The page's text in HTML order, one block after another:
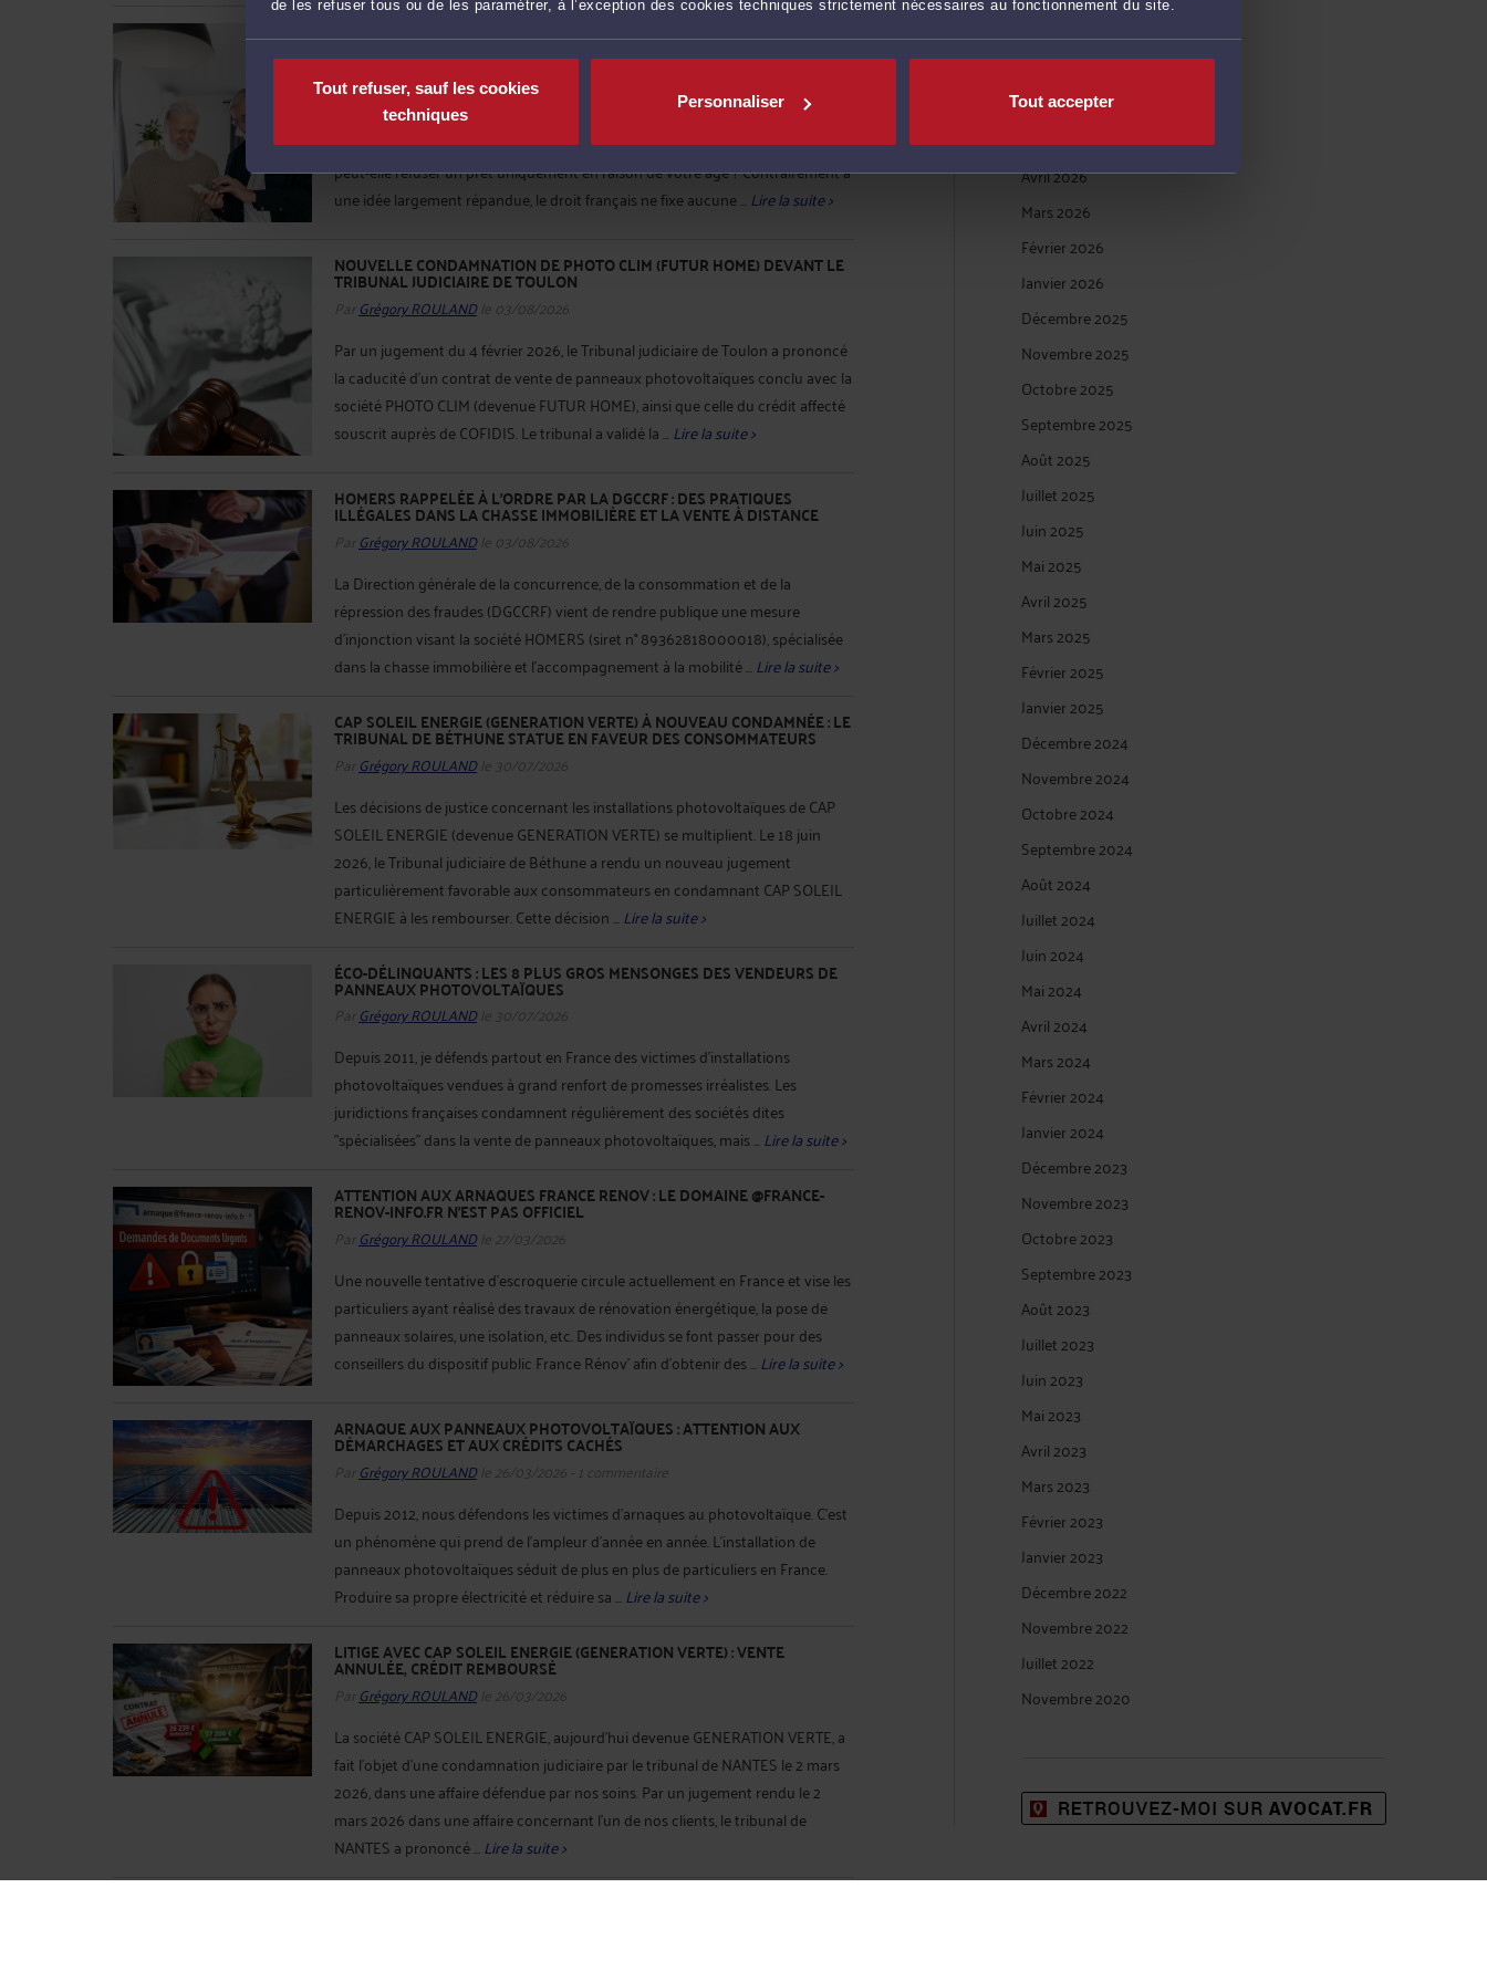
de les refuser tous ou de les paramétrer, à l’exception des cookies techniques strictement nécessaires au fonctionnement du site.
Tout refuser, sauf les cookies
techniques
Personnaliser Tout accepter
LIMITE POUR EMPRUNTER ?
Vous approchez de la retraite ou vous êtes déjà retraité et vous souhaitez
acheter un bien immobilier ? Une question revient fréquemment : une banque
peut-elle refuser un prêt uniquement en raison de votre âge ? Contrairement à
une idée largement répandue, le droit français ne fixe aucune ... Lire la suite >
NOUVELLE CONDAMNATION DE PHOTO CLIM (FUTUR HOME) DEVANT LE
TRIBUNAL JUDICIAIRE DE TOULON
Par Grégory ROULANDle 03/08/2026
Par un jugement du 4 février 2026, le Tribunal judiciaire de Toulon a prononcé
la caducité d'un contrat de vente de panneaux photovoltaïques conclu avec la
société PHOTO CLIM (devenue FUTUR HOME), ainsi que celle du crédit affecté
souscrit auprès de COFIDIS. Le tribunal a validé la ...Lire la suite >
HOMERS RAPPELÉE À L'ORDRE PAR LA DGCCRF : DES PRATIQUES
ILLÉGALES DANS LA CHASSE IMMOBILIÈRE ET LA VENTE À DISTANCE
Par Grégory ROULANDle 03/08/2026
La Direction générale de la concurrence, de la consommation et de la
répression des fraudes (DGCCRF) vient de rendre publique une mesure
d'injonction visant la société HOMERS (siret n° 89362818000018), spécialisée
dans la chasse immobilière et l'accompagnement à la mobilité ...Lire la suite >
CAP SOLEIL ENERGIE (GENERATION VERTE) À NOUVEAU CONDAMNÉE : LE
TRIBUNAL DE BÉTHUNE STATUE EN FAVEUR DES CONSOMMATEURS
Par Grégory ROULANDle 30/07/2026
Les décisions de justice concernant les installations photovoltaïques de CAP
SOLEIL ENERGIE (devenue GENERATION VERTE) se multiplient. Le 18 juin
2026, le Tribunal judiciaire de Béthune a rendu un nouveau jugement
particulièrement favorable aux consommateurs en condamnant CAP SOLEIL
ENERGIE à les rembourser. Cette décision ...Lire la suite >
ÉCO-DÉLINQUANTS : LES 8 PLUS GROS MENSONGES DES VENDEURS DE
PANNEAUX PHOTOVOLTAÏQUES
Par Grégory ROULANDle 30/07/2026
Depuis 2011, je défends partout en France des victimes d'installations
photovoltaïques vendues à grand renfort de promesses irréalistes. Les
juridictions françaises condamnent régulièrement des sociétés dites
"spécialisées" dans la vente de panneaux photovoltaïques, mais ...Lire la suite >
ATTENTION AUX ARNAQUES FRANCE RENOV : LE DOMAINE @FRANCE-
RENOV-INFO.FR N’EST PAS OFFICIEL
Par Grégory ROULANDle 27/03/2026
Une nouvelle tentative d’escroquerie circule actuellement en France et vise les
particuliers ayant réalisé des travaux de rénovation énergétique, la pose de
panneaux solaires, une isolation, etc. Des individus se font passer pour des
conseillers du dispositif public France Rénov’ afin d’obtenir des ...Lire la suite >
ARNAQUE AUX PANNEAUX PHOTOVOLTAÏQUES : ATTENTION AUX
DÉMARCHAGES ET AUX CRÉDITS CACHÉS
Par Grégory ROULANDle 26/03/2026 - 1 commentaire
Depuis 2012, nous défendons les victimes d'arnaques au photovoltaïque. C'est
un phénomène qui prend de l'ampleur d'année en année. L’installation de
panneaux photovoltaïques séduit de plus en plus de particuliers en France.
Produire sa propre électricité et réduire sa ...Lire la suite >
LITIGE AVEC CAP SOLEIL ENERGIE (GENERATION VERTE) : VENTE
ANNULÉE, CRÉDIT REMBOURSÉ
Par Grégory ROULANDle 26/03/2026
La société CAP SOLEIL ENERGIE, aujourd’hui devenue GENERATION VERTE, a
fait l'objet d'une condamnation judiciaire par le tribunal de NANTES le 2 mars
2026, dans une affaire défendue par nos soins. Par un jugement rendu le 2
mars 2026 dans une affaire concernant l’un de nos clients, le tribunal de
NANTES a prononcé ...Lire la suite >
Août 2026
Juin 2026
Mai 2026
Avril 2026
Mars 2026
Février 2026
Janvier 2026
Décembre 2025
Novembre 2025
Octobre 2025
Septembre 2025
Août 2025
Juillet 2025
Juin 2025
Mai 2025
Avril 2025
Mars 2025
Février 2025
Janvier 2025
Décembre 2024
Novembre 2024
Octobre 2024
Septembre 2024
Août 2024
Juillet 2024
Juin 2024
Mai 2024
Avril 2024
Mars 2024
Février 2024
Janvier 2024
Décembre 2023
Novembre 2023
Octobre 2023
Septembre 2023
Août 2023
Juillet 2023
Juin 2023
Mai 2023
Avril 2023
Mars 2023
Février 2023
Janvier 2023
Décembre 2022
Novembre 2022
Juillet 2022
Novembre 2020